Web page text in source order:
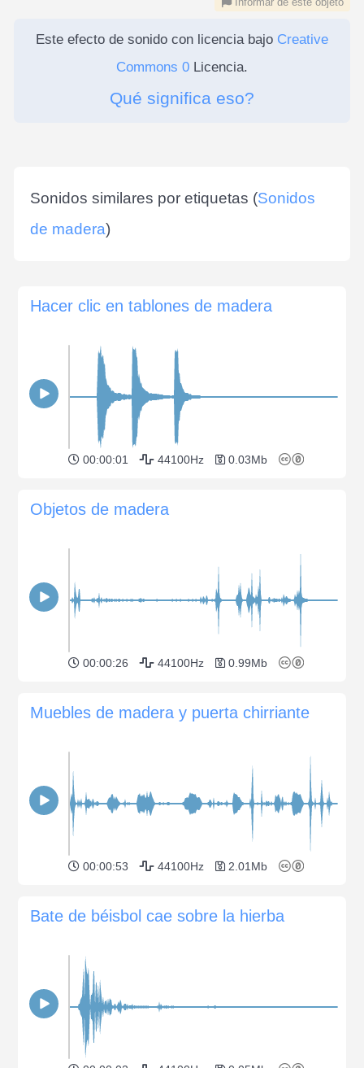
Este efecto de sonido con licencia bajo Creative
Commons 0 Licencia.
Qué significa eso?
Sonidos similares por etiquetas (Sonidos
de madera)
Hacer clic en tablones de madera
00:00:01 44100Hz 0.03Mb
Objetos de madera
00:00:26 44100Hz 0.99Mb
Muebles de madera y puerta chirriante
00:00:53 44100Hz 2.01Mb
Bate de béisbol cae sobre la hierba